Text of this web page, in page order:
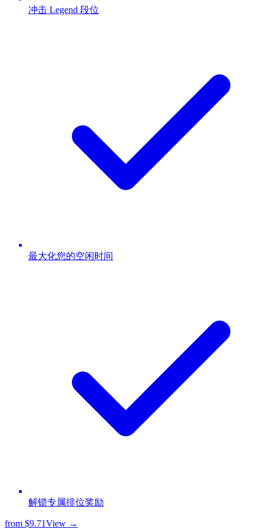
冲击 Legend 段位
最大化您的空闲时间
解锁专属排位奖励
from $9.71View →